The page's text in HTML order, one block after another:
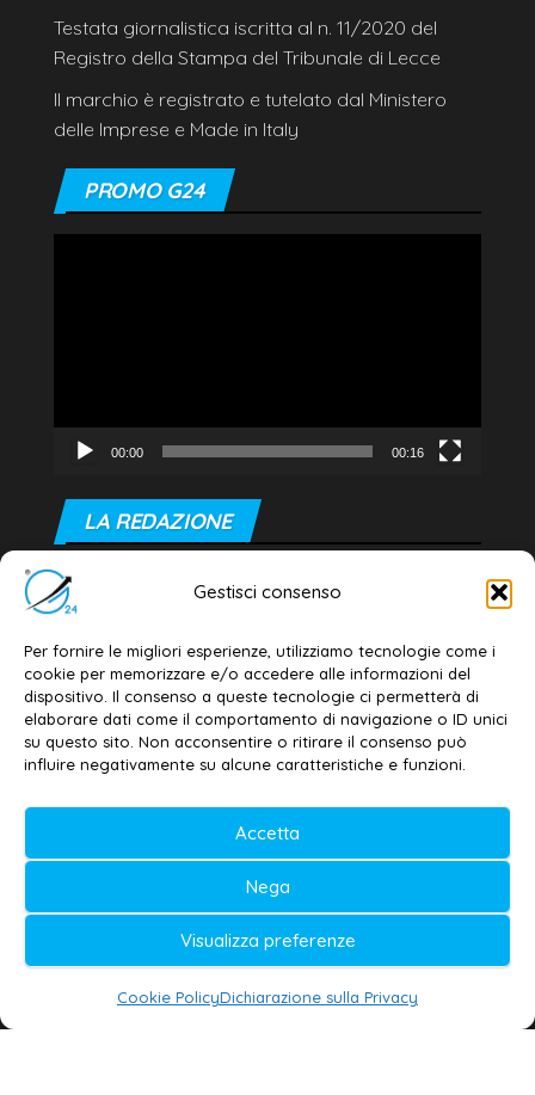
Gestisci consenso
Per fornire le migliori esperienze, utilizziamo tecnologie come i
cookie per memorizzare e/o accedere alle informazioni del
dispositivo. Il consenso a queste tecnologie ci permetterà di
elaborare dati come il comportamento di navigazione o ID unici
su questo sito. Non acconsentire o ritirare il consenso può
influire negativamente su alcune caratteristiche e funzioni.
Accetta
Nega
Visualizza preferenze
Cookie PolicyDichiarazione sulla Privacy
Testata giornalistica iscritta al n. 11/2020 del
Registro della Stampa del Tribunale di Lecce
Il marchio è registrato e tutelato dal Ministero
delle Imprese e Made in Italy
PROMO G24
00:00 00:16
LA REDAZIONE
Editore e direttore responsabile:
Dott. Daniele G. Masciullo
Email: redazione@galatina24.it
Contatti –Disclaimer
Privacy policy –Cookie policy
Testata iscritta al n. 11/2020 Registro della
Stampa Tribunale di Lecce
Editore e direttore responsabile:
Daniele G. Masciullo